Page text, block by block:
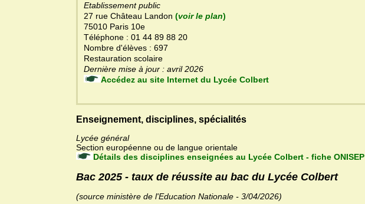
Etablissement public
27 rue Château Landon (voir le plan)
75010 Paris 10e
Téléphone : 01 44 89 88 20
Nombre d'élèves : 697
Restauration scolaire
Dernière mise à jour : avril 2026
Accédez au site Internet du Lycée Colbert
Enseignement, disciplines, spécialités
Lycée général
Section européenne ou de langue orientale
Détails des disciplines enseignées au Lycée Colbert - fiche ONISEP
Bac 2025 - taux de réussite au bac du Lycée Colbert
(source ministère de l'Education Nationale - 3/04/2026)